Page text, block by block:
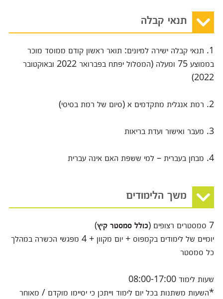
תנאי קבלה
1. תנאי
קבלה ישירה למיונים: תואר ראשון קודם ממוסד מוכר
בממוצע 75 ומעלה (המסלול יפתח בפברואר 2022 ובאוקטובר
2022)
2. רמת אנגלית מתקדמים א (סיום של רמת בסיסי)
3. מעבר ואישור ועדת בריאות
4. מבחן בעברית – למי ששפת האם אינה עברית
משך הלימודים
7 סמסטרים רצופים ( כולל סמסטר קיץ)
יומיים של לימודים בקמפוס + יום מקוון + 4 מפגשי הכשרה במהלך
כל סמסטר
שעות לימוד 08:00-17:00
*השעות משתנות בכל יום לימוד וייתכן כי יסיימו מוקדם / מאוחר